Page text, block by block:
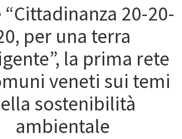
“Cittadinanza 20-20-
per una terra
la prima rete
veneti sui temi
sostenibilità
ambientale